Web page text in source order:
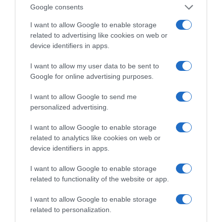
Google consents
I want to allow Google to enable storage
related to advertising like cookies on web or
device identifiers in apps.
I want to allow my user data to be sent to
Google for online advertising purposes.
I want to allow Google to send me
personalized advertising.
I want to allow Google to enable storage
related to analytics like cookies on web or
device identifiers in apps.
I want to allow Google to enable storage
related to functionality of the website or app.
I want to allow Google to enable storage
related to personalization.
Θηρασιά, καθώς και οι επιφανειακές
θερμοκρασιακές μεταβολές στο νησιωτικό
σύμπλεγμα των Καμμένων.
Ευελπίδου, σε συνεργασία με την ομάδα του
κ. Ευθύμιου Λέκκα, θα εκπονήσειμελέτη για
τον κατολισθητικό κίνδυνο, και την
τρωτότητα της παράκτιας ζώνης σε
περίπτωση εκδήλωσης τσουνάμι
λαμβάνοντας υπόψη μορφολογικούς
παράγοντες που που συμβάλλουν στην
αποδυνάμωση του κύματος κατά την
προσέγγισή του στην παραλία. Η ομάδα, στην
οποία συμμετέχουν διδάκτορες του Τμήματος,
έχει ήδη ολοκληρώσει τη χαρτογράφηση του